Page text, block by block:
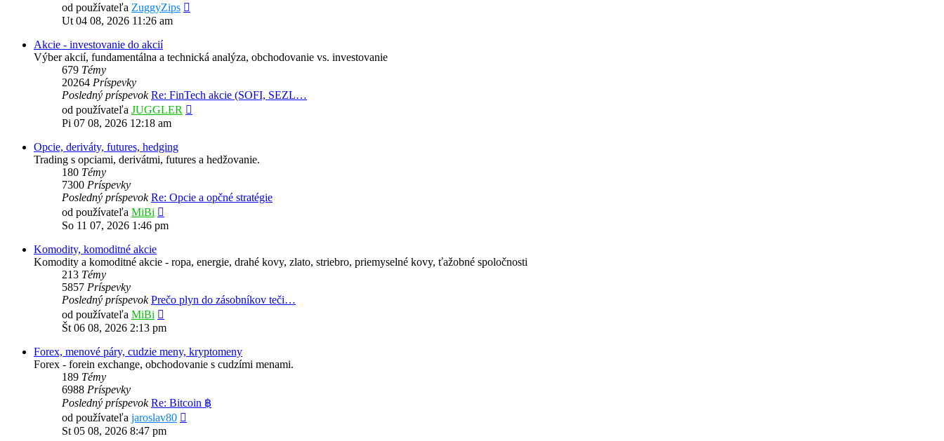
od používateľa ZuggyZips
Ut 04 08, 2026 11:26 am
Akcie - investovanie do akcií
Výber akcií, fundamentálna a technická analýza, obchodovanie vs. investovanie
679 Témy
20264 Príspevky
Posledný príspevok Re: FinTech akcie (SOFI, SEZL…
od používateľa JUGGLER
Pi 07 08, 2026 12:18 am
Opcie, deriváty, futures, hedging
Trading s opciami, derivátmi, futures a hedžovanie.
180 Témy
7300 Príspevky
Posledný príspevok Re: Opcie a opčné stratégie
od používateľa MiBi
posledný
So 11 07, 2026 1:46 pm
Komodity, komoditné akcie
Komodity a komoditné akcie - ropa, energie, drahé kovy, zlato, striebro, priemyselné kovy, ťažobné spoločnosti
213 Témy
5857 Príspevky
Posledný príspevok Prečo plyn do zásobníkov teči…
od používateľa MiBi
posledný
Št 06 08, 2026 2:13 pm
Forex, menové páry, cudzie meny, kryptomeny
Forex - forein exchange, obchodovanie s cudzími menami.
189 Témy
6988 Príspevky
Posledný príspevok Re: Bitcoin ฿
od používateľa jaroslav80
St 05 08, 2026 8:47 pm